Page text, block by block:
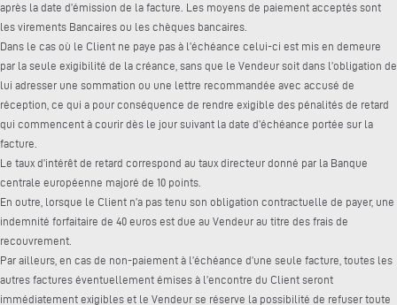
après la date d’émission de la facture. Les moyens de paiement acceptés sont
les virements Bancaires ou les chèques bancaires.
Dans le cas où le Client ne paye pas à l’échéance celui-ci est mis en demeure
par la seule exigibilité de la créance, sans que le Vendeur soit dans l’obligation de
lui adresser une sommation ou une lettre recommandée avec accusé de
réception, ce qui a pour conséquence de rendre exigible des pénalités de retard
qui commencent à courir dès le jour suivant la date d’échéance portée sur la
facture.
Le taux d’intérêt de retard correspond au taux directeur donné par la Banque
centrale européenne majoré de 10 points.
En outre, lorsque le Client n’a pas tenu son obligation contractuelle de payer, une
indemnité forfaitaire de 40 euros est due au Vendeur au titre des frais de
recouvrement.
Par ailleurs, en cas de non-paiement à l’échéance d’une seule facture, toutes les
autres factures éventuellement émises à l’encontre du Client seront
immédiatement exigibles et le Vendeur se réserve la possibilité de refuser toute